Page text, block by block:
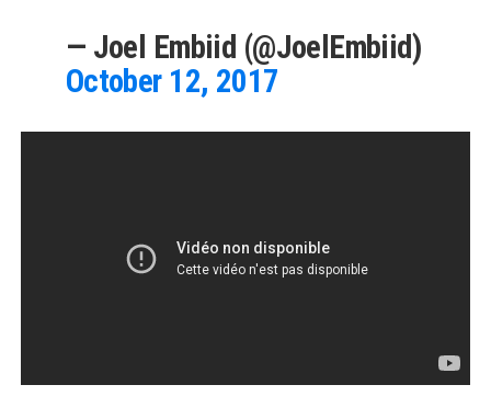
— Joel Embiid (@JoelEmbiid)
October 12, 2017